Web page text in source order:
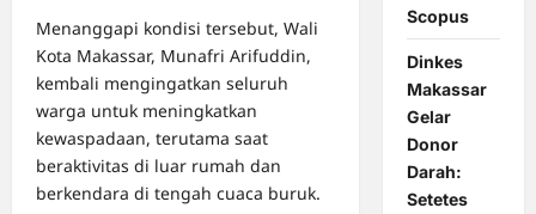
Menanggapi kondisi tersebut, Wali
Kota Makassar, Munafri Arifuddin,
kembali mengingatkan seluruh
warga untuk meningkatkan
kewaspadaan, terutama saat
beraktivitas di luar rumah dan
berkendara di tengah cuaca buruk.
Scopus
Dinkes
Makassar
Gelar
Donor
Darah:
Setetes